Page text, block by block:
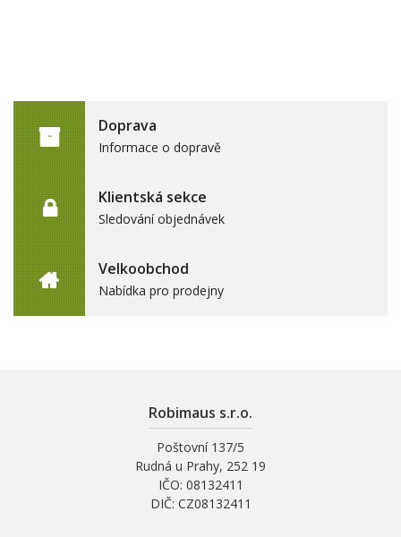
Doprava
Informace o dopravě
Klientská sekce
Sledování objednávek
Velkoobchod
Nabídka pro prodejny
Robimaus s.r.o.
Poštovní 137/5
Rudná u Prahy, 252 19
IČO: 08132411
DIČ: CZ08132411